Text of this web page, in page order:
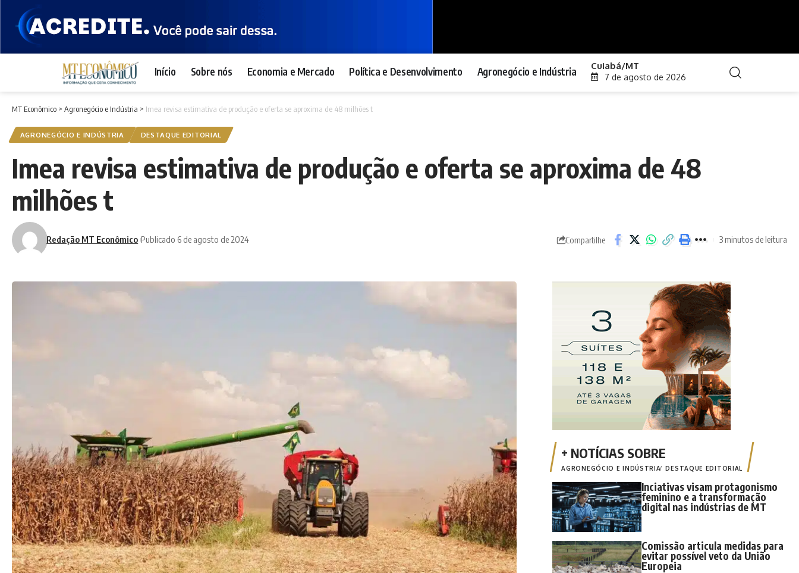
Início Sobre nós Economia e Mercado Política e Desenvolvimento Agronegócio e Indústria Cuiabá/MT
7 de agosto de 2026
MT Econômico > Agronegócio e Indústria > Imea revisa estimativa de produção e oferta se aproxima de 48 milhões t
AGRONEGÓCIO E INDÚSTRIA DESTAQUE EDITORIAL
Imea revisa estimativa de produção e oferta se aproxima de 48
milhões t
Redação MT Econômico Publicado 6 de agosto de 2024 Compartilhe 3 minutos de leitura
AGRONEGÓCIO E INDÚSTRIA DESTAQUE EDITORIAL
Inciativas visam protagonismo
feminino e a transformação
digital nas indústrias de MT
Comissão articula medidas para
evitar possível veto da União
Europeia